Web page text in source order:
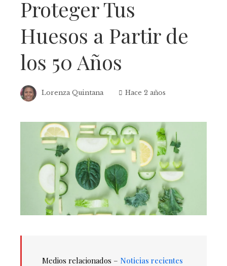
Proteger Tus
Huesos a Partir de
los 50 Años
Lorenza Quintana Hace 2 años
Medios relacionados – Noticias recientes